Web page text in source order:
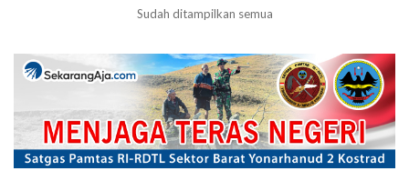
Sudah ditampilkan semua